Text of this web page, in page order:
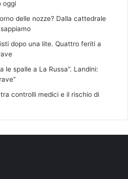
oggi
delle nozze? Dalla cattedrale
dopo una lite. Quattro feriti a
le spalle a La Russa”. Landini:
controlli medici e il rischio di